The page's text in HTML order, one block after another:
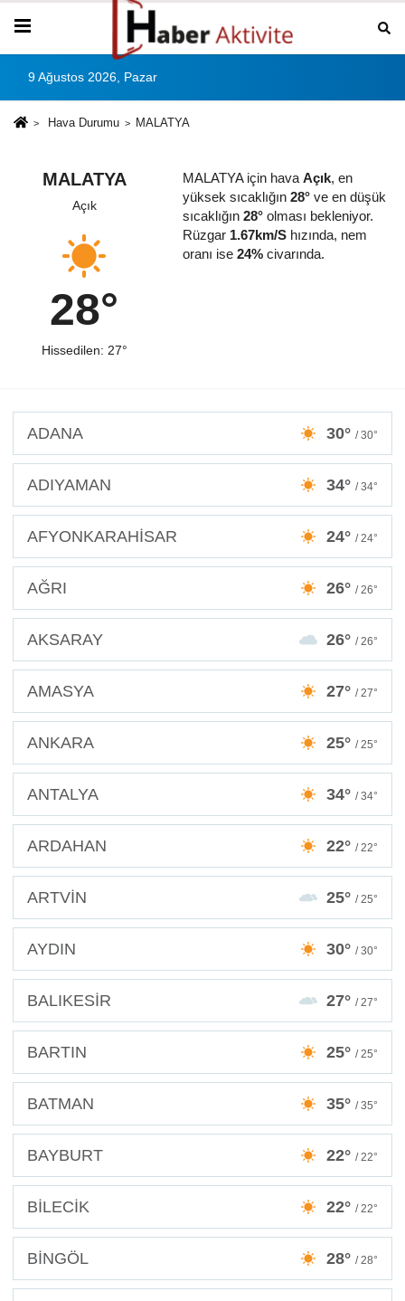
9 Ağustos 2026, Pazar
Hava Durumu MALATYA
MALATYA
Açık
28°
Hissedilen: 27°
MALATYA için hava Açık, en
yüksek sıcaklığın 28°ve en düşük
sıcaklığın 28°olması bekleniyor.
Rüzgar 1.67km/Shızında, nem
oranı ise 24%civarında.
ADANA 30° / 30°
ADIYAMAN 34° / 34°
AFYONKARAHİSAR 24° / 24°
AĞRI 26° / 26°
AKSARAY 26° / 26°
AMASYA 27° / 27°
ANKARA 25° / 25°
ANTALYA 34° / 34°
ARDAHAN 22° / 22°
ARTVİN 25° / 25°
AYDIN 30° / 30°
BALIKESİR 27° / 27°
BARTIN 25° / 25°
BATMAN 35° / 35°
BAYBURT 22° / 22°
BİLECİK 22° / 22°
BİNGÖL 28° / 28°